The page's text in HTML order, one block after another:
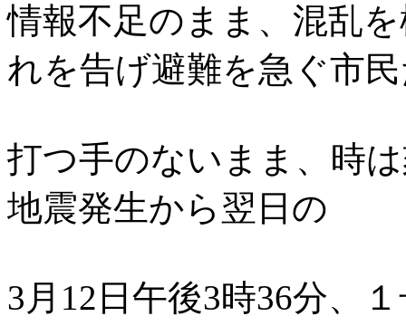
情報不足のまま、混乱
れを告げ避難を急ぐ市
打つ手のないまま、時
地震発生から翌日の
3月12日午後3時36分、